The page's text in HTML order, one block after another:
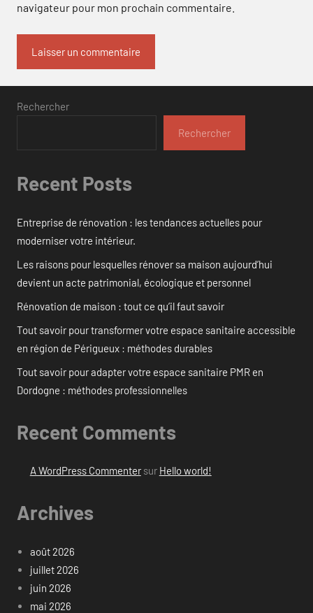
navigateur pour mon prochain commentaire.
Rechercher
Rechercher
Recent Posts
Entreprise de rénovation : les tendances actuelles pour
moderniser votre intérieur.
Les raisons pour lesquelles rénover sa maison aujourd’hui
devient un acte patrimonial, écologique et personnel
Rénovation de maison : tout ce qu’il faut savoir
Tout savoir pour transformer votre espace sanitaire accessible
en région de Périgueux : méthodes durables
Tout savoir pour adapter votre espace sanitaire PMR en
Dordogne : méthodes professionnelles
Recent Comments
A WordPress Commentersur Hello world!
Archives
août 2026
juillet 2026
juin 2026
mai 2026